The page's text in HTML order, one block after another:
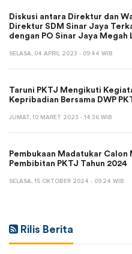
Diskusi antara Direktur dan
Direktur SDM Sinar Jaya
dengan PO Sinar Jaya Megah
SELASA, 04 APRIL 2023 - 09:44 WIB
Taruni PKTJ Mengikuti
Kepribadian Bersama DWP
JUMAT, 10 MARET 2023 - 14:36 WIB
Pembukaan Madatukar Calon
Pembibitan PKTJ Tahun 2024
SELASA, 15 OKTOBER 2024 - 09:24 WIB
Rilis Berita